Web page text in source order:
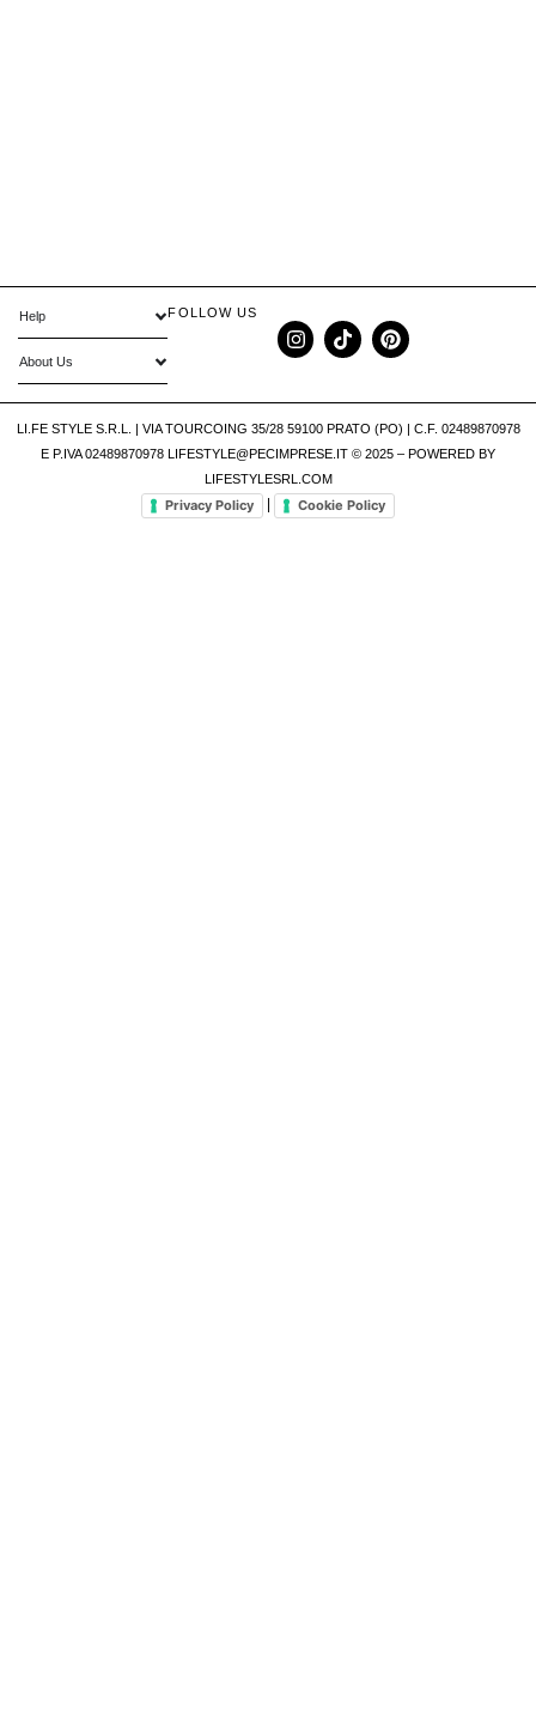
Help
About Us
FOLLOW US
LI.FE STYLE S.R.L. | VIA TOURCOING 35/28 59100 PRATO (PO) | C.F. 02489870978
E P.IVA 02489870978 LIFESTYLE@PECIMPRESE.IT © 2025 – POWERED BY
LIFESTYLESRL.COM
Privacy Policy Cookie Policy